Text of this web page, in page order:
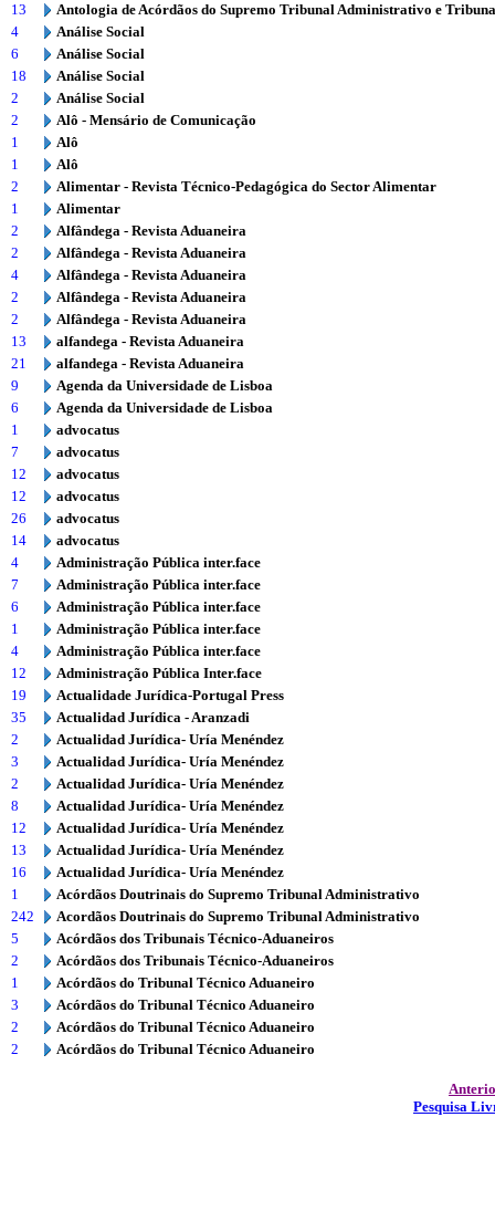
13
Antologia de Acórdãos do Supremo Tribunal Administrativo e
4
Análise Social
6
Análise Social
18
Análise Social
2
Análise Social
2
Alô - Mensário de Comunicação
1
Alô
1
Alô
2
Alimentar - Revista Técnico-Pedagógica do Sector Alimentar
1
Alimentar
2
Alfândega - Revista Aduaneira
2
Alfândega - Revista Aduaneira
4
Alfândega - Revista Aduaneira
2
Alfândega - Revista Aduaneira
2
Alfândega - Revista Aduaneira
13
alfandega - Revista Aduaneira
21
alfandega - Revista Aduaneira
9
Agenda da Universidade de Lisboa
6
Agenda da Universidade de Lisboa
1
advocatus
7
advocatus
12
advocatus
12
advocatus
26
advocatus
14
advocatus
4
Administração Pública inter.face
7
Administração Pública inter.face
6
Administração Pública inter.face
1
Administração Pública inter.face
4
Administração Pública inter.face
12
Administração Pública Inter.face
19
Actualidade Jurídica-Portugal Press
35
Actualidad Jurídica - Aranzadi
2
Actualidad Jurídica- Uría Menéndez
3
Actualidad Jurídica- Uría Menéndez
2
Actualidad Jurídica- Uría Menéndez
8
Actualidad Jurídica- Uría Menéndez
12
Actualidad Jurídica- Uría Menéndez
13
Actualidad Jurídica- Uría Menéndez
16
Actualidad Jurídica- Uría Menéndez
1
Acórdãos Doutrinais do Supremo Tribunal Administrativo
242
Acordãos Doutrinais do Supremo Tribunal Administrativo
5
Acórdãos dos Tribunais Técnico-Aduaneiros
2
Acórdãos dos Tribunais Técnico-Aduaneiros
1
Acórdãos do Tribunal Técnico Aduaneiro
3
Acórdãos do Tribunal Técnico Aduaneiro
2
Acórdãos do Tribunal Técnico Aduaneiro
2
Acórdãos do Tribunal Técnico Aduaneiro
Pesquisa